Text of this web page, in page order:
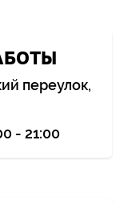
переулок,
- 21:00